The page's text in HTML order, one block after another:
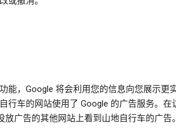
能，Google 将会利用您的信息向您展示更
行车的网站使用了 Google 的广告服务。在
放广告的其他网站上看到山地自行车的广告。